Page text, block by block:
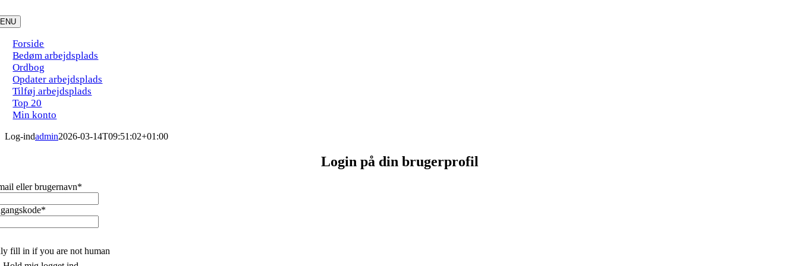
to
content
Forside
Bedøm arbejdsplads
Ordbog
Opdater arbejdsplads
Tilføj arbejdsplads
Top 20
Min konto
Log-indadmin2026-03-14T09:51:02+01:00
Login på din brugerprofil
eller brugernavn*
*
fill in if you are not human